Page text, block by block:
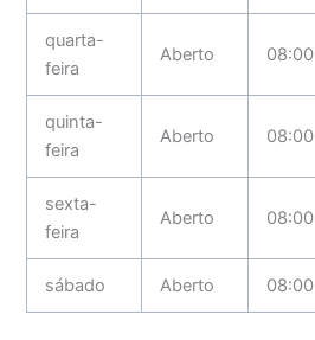
quarta-
feira
Aberto 08:00
quinta-
feira
Aberto 08:00
sexta-
feira
Aberto 08:00
sábado Aberto 08:00